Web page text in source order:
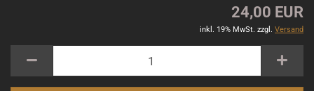
24,00 EUR
inkl. 19% MwSt. zzgl. Versand